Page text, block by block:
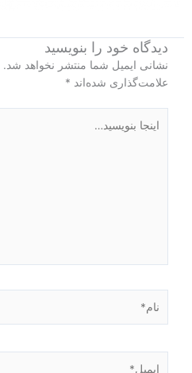
دیدگاه‌ خود را بنویسید
نشانی ایمیل شما منتشر نخواهد شد.
علامت‌گذاری شده‌اند *
بنویسید…